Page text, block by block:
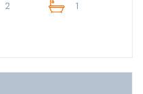
2 1